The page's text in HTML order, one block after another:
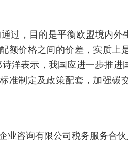
过，目的是平衡欧盟境内
额价格之间的价差，实质上
诗洋表示，我国应进一步推
准制定及政策配套，加强碳
业咨询有限公司税务服务合